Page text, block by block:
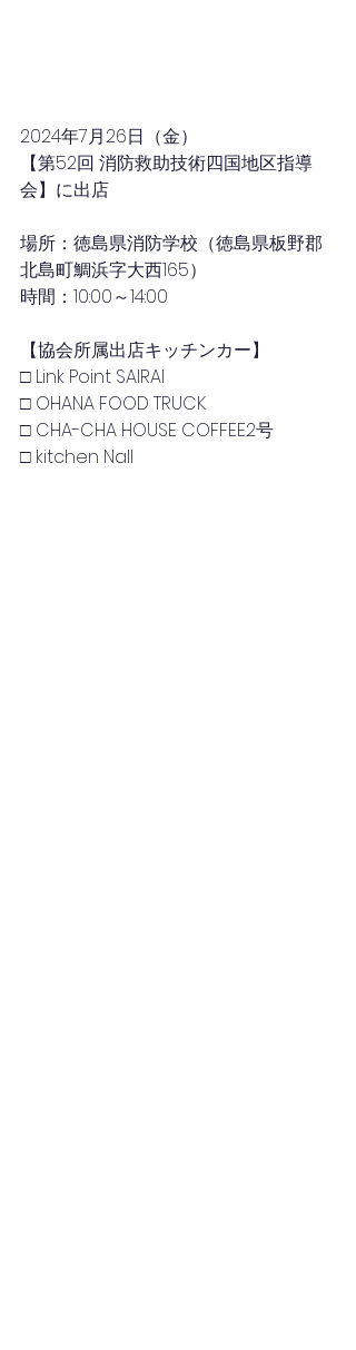
2024年7月26日（金）
【第52回 消防救助技術四国地区指導
会】に出店
場所：徳島県消防学校（徳島県板野郡
北島町鯛浜字大西165）
時間：10:00～14:00
【協会所属出店キッチンカー】
□ Link Point SAIRAI
□ OHANA FOOD TRUCK
□ CHA-CHA HOUSE COFFEE2号
□ kitchen Nall